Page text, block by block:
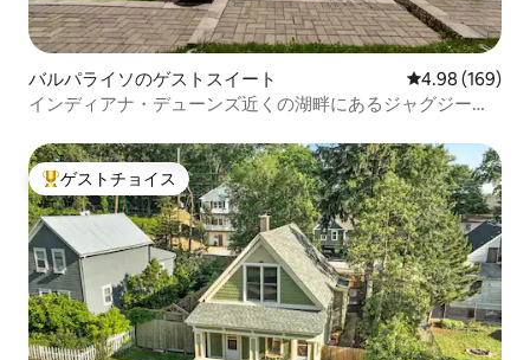
バルパライソのゲストスイート レビュー169
4.98 (169)
インディアナ・デューンズ近くの湖畔にあるジャグジー付
大好評のゲストチョイスです。
ゲストチョイス